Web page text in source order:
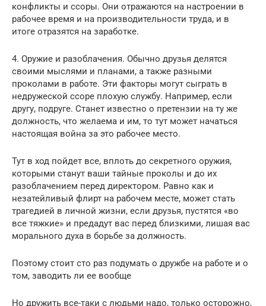
конфликты и ссоры. Они отражаются на настроении в
рабочее время и на производительности труда, и в
итоге отразятся на заработке.
4. Оружие и разоблачения. Обычно друзья делятся
своими мыслями и планами, а также разными
проколами в работе. Эти факторы могут сыграть в
недружеской ссоре плохую службу. Например, если
другу, подруге. Станет известно о претензии на ту же
должность, что желаема и им, то тут может начаться
настоящая война за это рабочее место.
Тут в ход пойдет все, вплоть до секретного оружия,
которыми станут ваши тайные проколы и до их
разоблачением перед директором. Равно как и
незатейливый флирт на рабочем месте, может стать
трагедией в личной жизни, если друзья, пустятся «во
все тяжкие» и предадут вас перед близкими, лишая вас
морального духа в борьбе за должность.
Поэтому стоит сто раз подумать о дружбе на работе и о
том, заводить ли ее вообще
Но дружить все-таки с людьми надо, только осторожно,